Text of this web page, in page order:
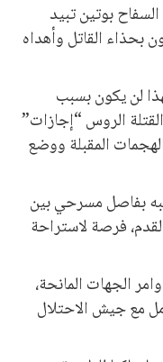
بوتين تبيد
بحذاء القاتل وأهداه
لن يكون بسبب
الروس “إجازات”
المقبلة ووضع
بفاصل مسرحي بين
فرصة لاستراحة
الجهات المانحة،
مع جيش الاحتلال